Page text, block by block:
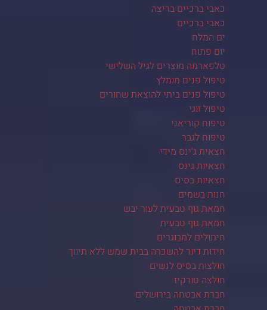
כאבי ברכיים בריצה
כאבי ברכיים
ים המלח
יום פתוח
טלפארמה מוצרים לגיל השלישי
טיפול פנים מומלץ
טיפול פנים ביתי להוצאת שחורים
טיפול זוגי
טיפוח קוריאני
טיפוח לגבר
חצאית ג'ינס מידי
חצאיות גינס
חצאיות בסיס
חנות בשמים
חמאת גוף טבעית לעור יבש
חמאת גוף טבעית
חיתולים למבוגרים
חידות דיור להשכרה בבית שמש ללא תיווך
חולצות בסיס לנשים
חולצה טורקיז
חברת אבטחה בירושלים